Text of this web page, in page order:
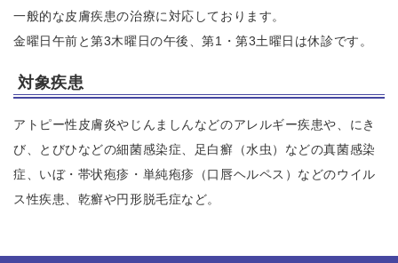
一般的な皮膚疾患の治療に対応しております。
金曜日午前と第3木曜日の午後、第1・第3土曜日は休診です。
対象疾患
アトピー性皮膚炎やじんましんなどのアレルギー疾患や、にき
び、とびひなどの細菌感染症、足白癬（水虫）などの真菌感染
症、いぼ・帯状疱疹・単純疱疹（口唇ヘルペス）などのウイル
ス性疾患、乾癬や円形脱毛症など。